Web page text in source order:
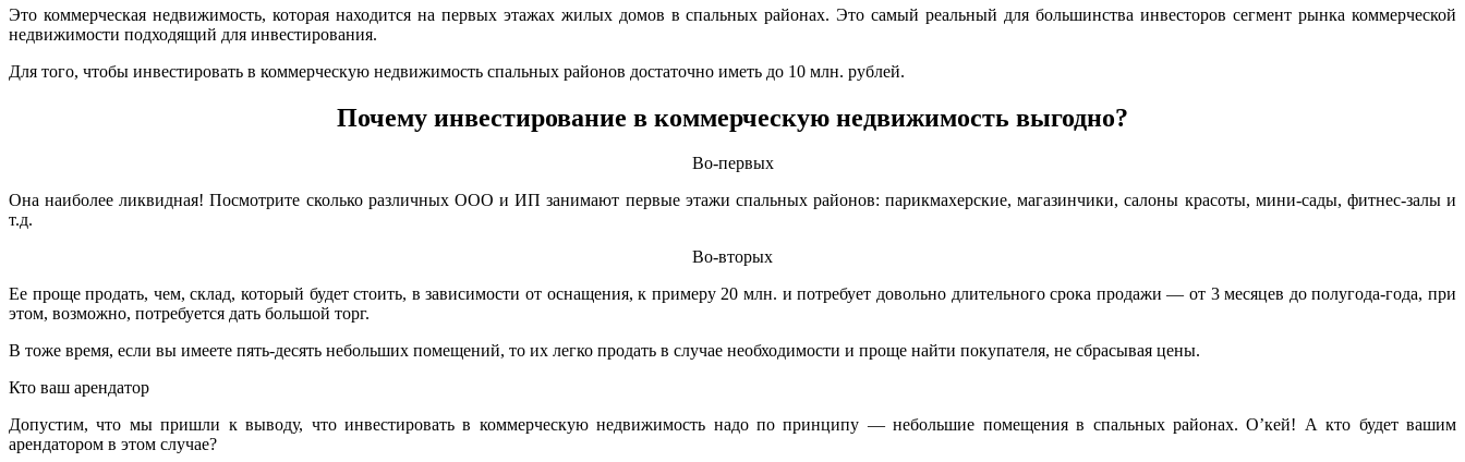
Это коммерческая недвижимость, которая находится на первых этажах жилых домов в спальных районах. Это самый реальный для большинства инвесторов сегмент рынка коммерческой
недвижимости подходящий для инвестирования.
Для того, чтобы инвестировать в коммерческую недвижимость спальных районов достаточно иметь до 10 млн. рублей.
Почему инвестирование в коммерческую недвижимость выгодно?
Во-первых
Она наиболее ликвидная! Посмотрите сколько различных ООО и ИП занимают первые этажи спальных районов: парикмахерские, магазинчики, салоны красоты, мини-сады, фитнес-залы и
т.д.
Во-вторых
Ее проще продать, чем, склад, который будет стоить, в зависимости от оснащения, к примеру 20 млн. и потребует довольно длительного срока продажи — от 3 месяцев до полугода-года, при
этом, возможно, потребуется дать большой торг.
В тоже время, если вы имеете пять-десять небольших помещений, то их легко продать в случае необходимости и проще найти покупателя, не сбрасывая цены.
Кто ваш арендатор
Допустим, что мы пришли к выводу, что инвестировать в коммерческую недвижимость надо по принципу — небольшие помещения в спальных районах. О’кей! А кто будет вашим
арендатором в этом случае?